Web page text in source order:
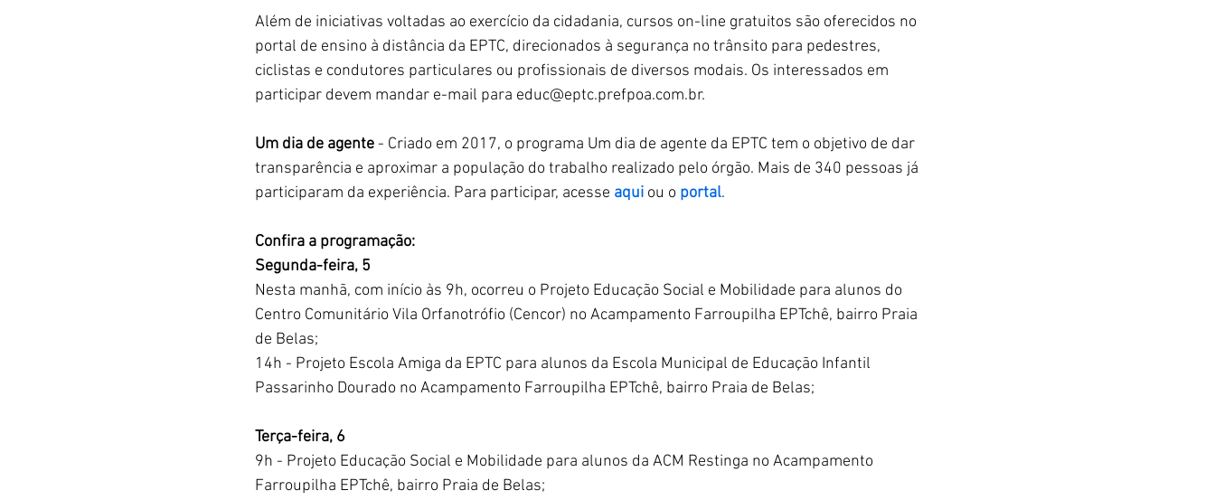
Além de iniciativas voltadas ao exercício da cidadania, cursos on-line gratuitos são oferecidos no
portal de ensino à distância da EPTC, direcionados à segurança no trânsito para pedestres,
ciclistas e condutores particulares ou profissionais de diversos modais. Os interessados em
participar devem mandar e-mail para educ@eptc.prefpoa.com.br.
Um dia de agente - Criado em 2017, o programa Um dia de agente da EPTC tem o objetivo de dar
transparência e aproximar a população do trabalho realizado pelo órgão. Mais de 340 pessoas já
participaram da experiência. Para participar, acesse aqui ou o portal.
Confira a programação:
Segunda-feira, 5
Nesta manhã, com início às 9h, ocorreu o Projeto Educação Social e Mobilidade para alunos do
Centro Comunitário Vila Orfanotrófio (Cencor) no Acampamento Farroupilha EPTchê, bairro Praia
de Belas;
14h - Projeto Escola Amiga da EPTC para alunos da Escola Municipal de Educação Infantil
Passarinho Dourado no Acampamento Farroupilha EPTchê, bairro Praia de Belas;
Terça-feira, 6
9h - Projeto Educação Social e Mobilidade para alunos da ACM Restinga no Acampamento
Farroupilha EPTchê, bairro Praia de Belas;